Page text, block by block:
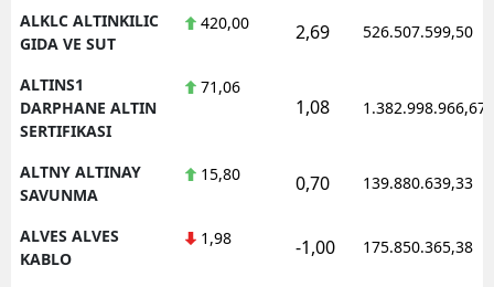
ALKLC ALTINKILIC
GIDA VE SUT
420,00 2,69 526.507.599,50
ALTINS1
DARPHANE ALTIN
SERTIFIKASI
71,06
1,08 1.382.998.966,67
ALTNY ALTINAY
SAVUNMA
15,80 0,70 139.880.639,33
ALVES ALVES
KABLO
1,98 -1,00 175.850.365,38